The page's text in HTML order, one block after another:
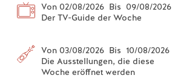
Von 02/08/2026 Bis 09/08/2026
Der TV-Guide der Woche
Von 03/08/2026 Bis 10/08/2026
Die Ausstellungen, die diese
Woche eröffnet werden